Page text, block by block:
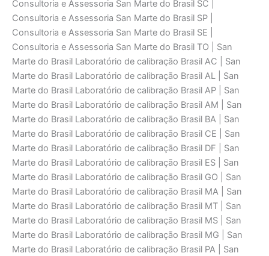
Consultoria e Assessoria San Marte do Brasil SC |
Consultoria e Assessoria San Marte do Brasil SP |
Consultoria e Assessoria San Marte do Brasil SE |
Consultoria e Assessoria San Marte do Brasil TO | San
Marte do Brasil Laboratório de calibraçāo Brasil AC | San
Marte do Brasil Laboratório de calibraçāo Brasil AL | San
Marte do Brasil Laboratório de calibraçāo Brasil AP | San
Marte do Brasil Laboratório de calibraçāo Brasil AM | San
Marte do Brasil Laboratório de calibraçāo Brasil BA | San
Marte do Brasil Laboratório de calibraçāo Brasil CE | San
Marte do Brasil Laboratório de calibraçāo Brasil DF | San
Marte do Brasil Laboratório de calibraçāo Brasil ES | San
Marte do Brasil Laboratório de calibraçāo Brasil GO | San
Marte do Brasil Laboratório de calibraçāo Brasil MA | San
Marte do Brasil Laboratório de calibraçāo Brasil MT | San
Marte do Brasil Laboratório de calibraçāo Brasil MS | San
Marte do Brasil Laboratório de calibraçāo Brasil MG | San
Marte do Brasil Laboratório de calibraçāo Brasil PA | San